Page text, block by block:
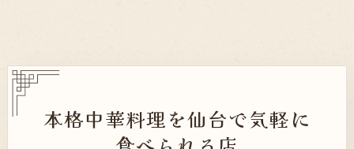
本格中華料理を仙台で気軽に